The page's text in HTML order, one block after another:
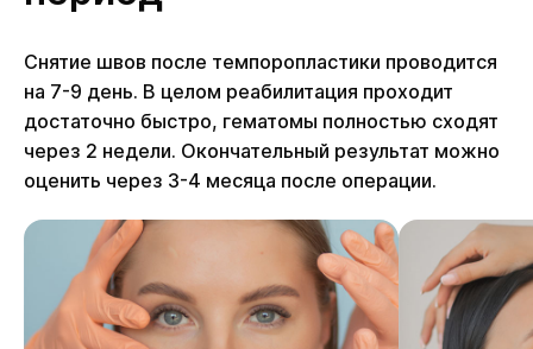
Снятие швов после темпоропластики проводится
на 7-9 день. В целом реабилитация проходит
достаточно быстро, гематомы полностью сходят
через 2 недели. Окончательный результат можно
оценить через 3-4 месяца после операции.